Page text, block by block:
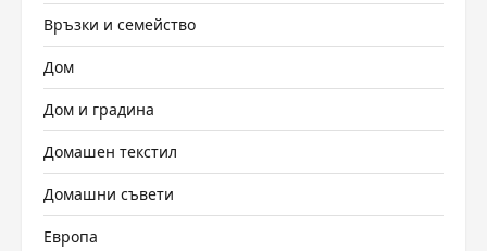
Връзки и семейство
Дом
Дом и градина
Домашен текстил
Домашни съвети
Европа